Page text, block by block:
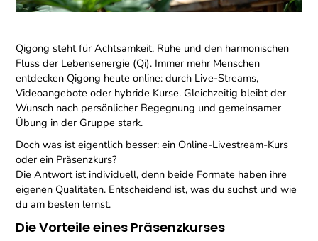
Qigong steht für Achtsamkeit, Ruhe und den harmonischen
Fluss der Lebensenergie (Qi). Immer mehr Menschen
entdecken Qigong heute online: durch Live-Streams,
Videoangebote oder hybride Kurse. Gleichzeitig bleibt der
Wunsch nach persönlicher Begegnung und gemeinsamer
Übung in der Gruppe stark.
Doch was ist eigentlich besser: ein Online-Livestream-Kurs
oder ein Präsenzkurs?
Die Antwort ist individuell, denn beide Formate haben ihre
eigenen Qualitäten. Entscheidend ist, was du suchst und wie
du am besten lernst.
Die Vorteile eines Präsenzkurses